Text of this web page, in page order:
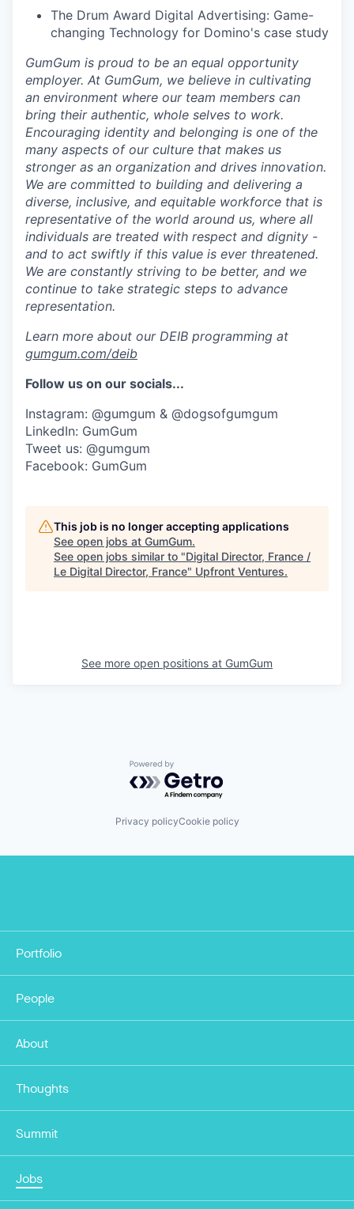
The Drum Award Digital Advertising: Game-
changing Technology for Domino's case study
GumGum is proud to be an equal opportunity
employer. At GumGum, we believe in cultivating
an environment where our team members can
bring their authentic, whole selves to work.
Encouraging identity and belonging is one of the
many aspects of our culture that makes us
stronger as an organization and drives innovation.
We are committed to building and delivering a
diverse, inclusive, and equitable workforce that is
representative of the world around us, where all
individuals are treated with respect and dignity -
and to act swiftly if this value is ever threatened.
We are constantly striving to be better, and we
continue to take strategic steps to advance
representation.
Learn more about our DEIB programming at
gumgum.com/deib
Follow us on our socials...
Instagram: @gumgum & @dogsofgumgum
LinkedIn: GumGum
Tweet us: @gumgum
Facebook: GumGum
This job is no longer accepting applications
See open jobs at GumGum.
See open jobs similar to "Digital Director, France /
Le Digital Director, France" Upfront Ventures.
See more open positions at GumGum
Powered by Getro.com
Privacy policyCookie policy
Portfolio
People
About
Thoughts
Summit
Jobs